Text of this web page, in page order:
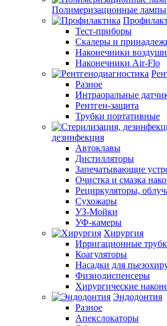
Полимеризационные лампы
Тест-приборы
Скалеры и
Наконечники
Наконечники Air-Flo
Разное
Интраоральные
Рентген-защита
Трубки портативные
дезинфекция
Автоклавы
Дистилляторы
Запечатывающие
Очистка и смазка
Рециркуляторы,
Сухожары
УЗ-Мойки
УФ-камеры
Хирургия
Ирригационные
Коагуляторы
Насадки для
Физиодиспенсеры
Хирургические
Эндодонтия
Разное
Апекслокаторы